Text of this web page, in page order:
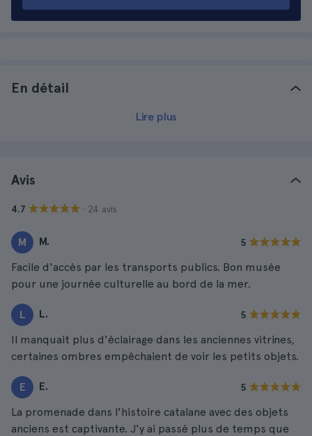
En détail
Lire plus
Avis
4.7 · 24 avis
M M. 5
Facile d'accès par les transports publics. Bon musée
pour une journée culturelle au bord de la mer.
L L. 5
Il manquait plus d'éclairage dans les anciennes vitrines,
certaines ombres empêchaient de voir les petits objets.
E E. 5
La promenade dans l'histoire catalane avec des objets
anciens est captivante. J'y ai passé plus de temps que